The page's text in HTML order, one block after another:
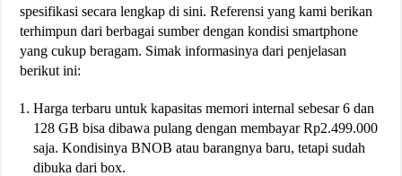
spesifikasi secara lengkap di sini. Referensi yang kami berikan
terhimpun dari berbagai sumber dengan kondisi smartphone
yang cukup beragam. Simak informasinya dari penjelasan
berikut ini:
Harga terbaru untuk kapasitas memori internal sebesar 6 dan
128 GB bisa dibawa pulang dengan membayar Rp2.499.000
saja. Kondisinya BNOB atau barangnya baru, tetapi sudah
dibuka dari box.